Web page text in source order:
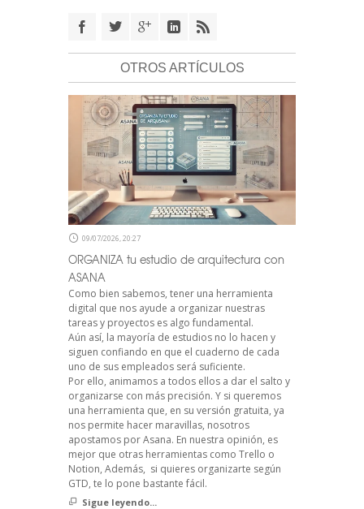
OTROS ARTÍCULOS
09/07/2026, 20:27
ORGANIZA tu estudio de arquitectura con
ASANA
Como bien sabemos, tener una herramienta
digital que nos ayude a organizar nuestras
tareas y proyectos es algo fundamental.
Aún así, la mayoría de estudios no lo hacen y
siguen confiando en que el cuaderno de cada
uno de sus empleados será suficiente.
Por ello, animamos a todos ellos a dar el salto y
organizarse con más precisión. Y si queremos
una herramienta que, en su versión gratuita, ya
nos permite hacer maravillas, nosotros
apostamos por Asana. En nuestra opinión, es
mejor que otras herramientas como Trello o
Notion, Además, si quieres organizarte según
GTD, te lo pone bastante fácil.
Sigue leyendo...